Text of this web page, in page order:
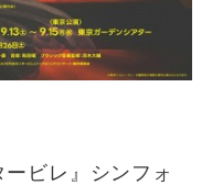
ビレ』シンフォ